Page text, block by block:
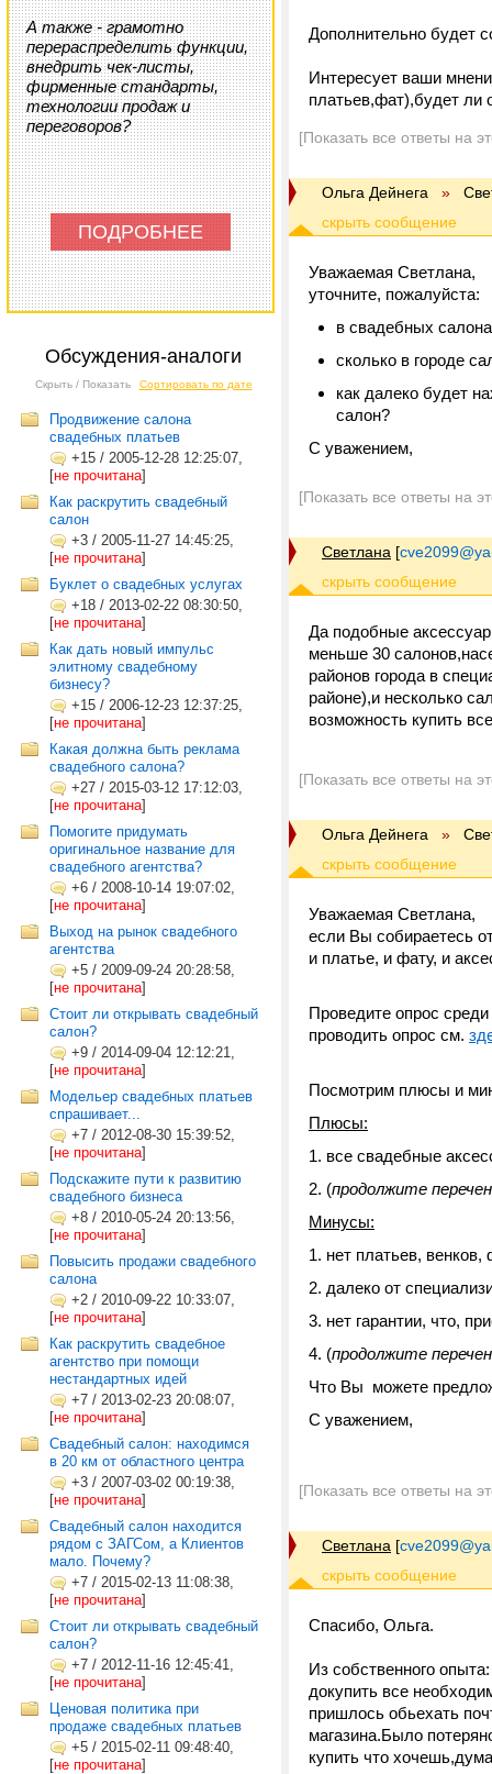
А также - грамотно
перераспределить функции,
внедрить чек-листы,
фирменные стандарты,
технологии продаж и
переговоров?
ПОДРОБНЕЕ
Обсуждения-аналоги
Скрыть / Показать Сортировать по дате
Продвижение салона
свадебных платьев
+15 / 2005-12-28 12:25:07,
[не прочитана]
Как раскрутить свадебный
салон
+3 / 2005-11-27 14:45:25,
[не прочитана]
Буклет о свадебных услугах
+18 / 2013-02-22 08:30:50,
[не прочитана]
Как дать новый импульс
элитному свадебному
бизнесу?
+15 / 2006-12-23 12:37:25,
[не прочитана]
Какая должна быть реклама
свадебного салона?
+27 / 2015-03-12 17:12:03,
[не прочитана]
Помогите придумать
оригинальное название для
свадебного агентства?
+6 / 2008-10-14 19:07:02,
[не прочитана]
Выход на рынок свадебного
агентства
+5 / 2009-09-24 20:28:58,
[не прочитана]
Стоит ли открывать свадебный
салон?
+9 / 2014-09-04 12:12:21,
[не прочитана]
Модельер свадебных платьев
спрашивает...
+7 / 2012-08-30 15:39:52,
[не прочитана]
Подскажите пути к развитию
свадебного бизнеса
+8 / 2010-05-24 20:13:56,
[не прочитана]
Повысить продажи свадебного
салона
+2 / 2010-09-22 10:33:07,
[не прочитана]
Как раскрутить свадебное
агентство при помощи
нестандартных идей
+7 / 2013-02-23 20:08:07,
[не прочитана]
Свадебный салон: находимся
в 20 км от областного центра
+3 / 2007-03-02 00:19:38,
[не прочитана]
Свадебный салон находится
рядом с ЗАГСом, а Клиентов
мало. Почему?
+7 / 2015-02-13 11:08:38,
[не прочитана]
Стоит ли открывать свадебный
салон?
+7 / 2012-11-16 12:45:41,
[не прочитана]
Ценовая политика при
продаже свадебных платьев
+5 / 2015-02-11 09:48:40,
[не прочитана]
Дополнительно будет
Интересует ваши
платьев,фат),будет ли
[Показать все ответы на
Ольга Дейнега »
Уважаемая Светлана,
уточните, пожалуйста:
в свадебных
сколько в городе
как далеко будет
салон?
С уважением,
[Показать все ответы на
Светлана [
Да подобные
меньше 30
районов города в
районе),и несколько
возможность купить
[Показать все ответы на
Ольга Дейнега »
Уважаемая Светлана,
если Вы собираетесь
и платье, и фату, и
Проведите опрос
проводить опрос см.
Посмотрим плюсы и
Плюсы:
все свадебные
(продолжите
Минусы:
нет платьев,
далеко от
нет гарантии, что,
(продолжите
Что Вы можете
С уважением,
[Показать все ответы на
Светлана [
Спасибо, Ольга.
Из собственного
докупить все
пришлось обьехать
магазина.Было
купить что